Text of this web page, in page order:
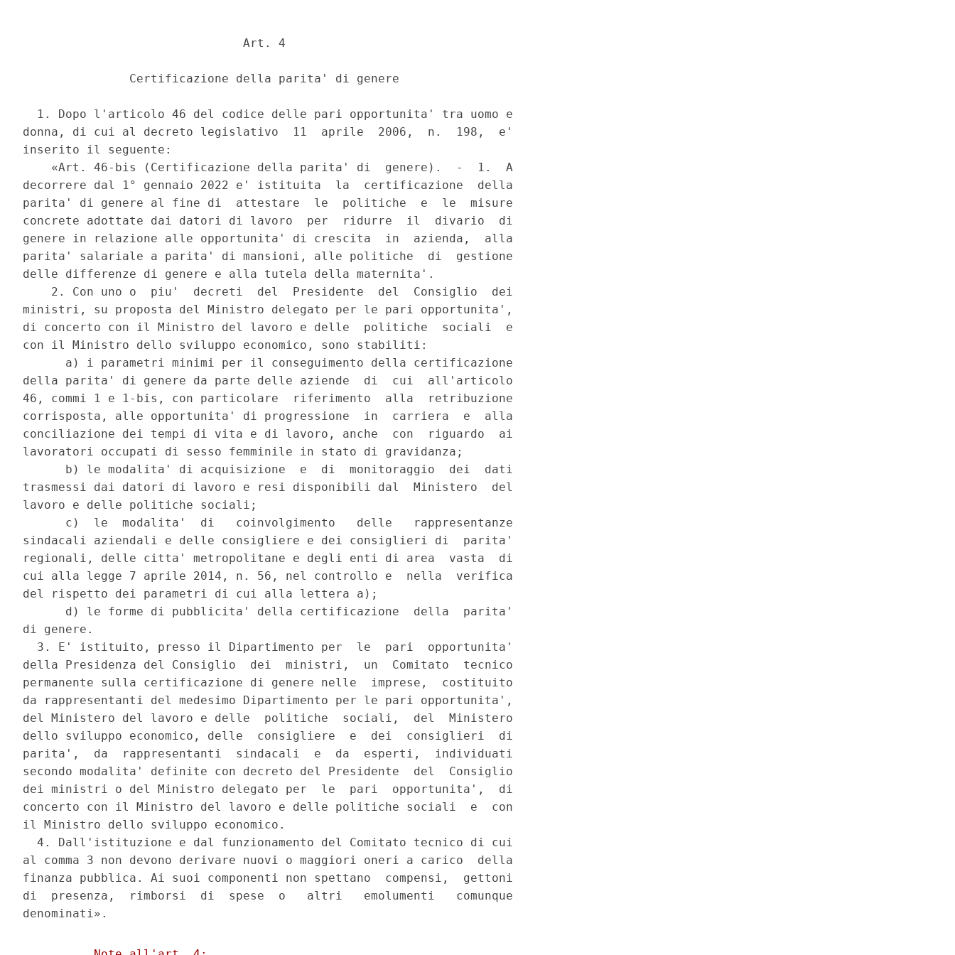
                               Art. 4
               Certificazione della parita' di genere
  1. Dopo l'articolo 46 del codice delle pari opportunita' tra uomo e
donna, di cui al decreto legislativo  11  aprile  2006,  n.  198,  e'
inserito il seguente:
    «Art. 46-bis (Certificazione della parita' di  genere).  -  1.  A
decorrere dal 1° gennaio 2022 e' istituita  la  certificazione  della
parita' di genere al fine di  attestare  le  politiche  e  le  misure
concrete adottate dai datori di lavoro  per  ridurre  il  divario  di
genere in relazione alle opportunita' di crescita  in  azienda,  alla
parita' salariale a parita' di mansioni, alle politiche  di  gestione
delle differenze di genere e alla tutela della maternita'.
    2. Con uno o  piu'  decreti  del  Presidente  del  Consiglio  dei
ministri, su proposta del Ministro delegato per le pari opportunita',
di concerto con il Ministro del lavoro e delle  politiche  sociali  e
con il Ministro dello sviluppo economico, sono stabiliti:
      a) i parametri minimi per il conseguimento della certificazione
della parita' di genere da parte delle aziende  di  cui  all'articolo
46, commi 1 e 1-bis, con particolare  riferimento  alla  retribuzione
corrisposta, alle opportunita' di progressione  in  carriera  e  alla
conciliazione dei tempi di vita e di lavoro, anche  con  riguardo  ai
lavoratori occupati di sesso femminile in stato di gravidanza;
      b) le modalita' di acquisizione  e  di  monitoraggio  dei  dati
trasmessi dai datori di lavoro e resi disponibili dal  Ministero  del
lavoro e delle politiche sociali;
      c)  le  modalita'  di   coinvolgimento   delle   rappresentanze
sindacali aziendali e delle consigliere e dei consiglieri di  parita'
regionali, delle citta' metropolitane e degli enti di area  vasta  di
cui alla legge 7 aprile 2014, n. 56, nel controllo e  nella  verifica
del rispetto dei parametri di cui alla lettera a);
      d) le forme di pubblicita' della certificazione  della  parita'
di genere.
  3. E' istituito, presso il Dipartimento per  le  pari  opportunita'
della Presidenza del Consiglio  dei  ministri,  un  Comitato  tecnico
permanente sulla certificazione di genere nelle  imprese,  costituito
da rappresentanti del medesimo Dipartimento per le pari opportunita',
del Ministero del lavoro e delle  politiche  sociali,  del  Ministero
dello sviluppo economico, delle  consigliere  e  dei  consiglieri  di
parita',  da  rappresentanti  sindacali  e  da  esperti,  individuati
secondo modalita' definite con decreto del Presidente  del  Consiglio
dei ministri o del Ministro delegato per  le  pari  opportunita',  di
concerto con il Ministro del lavoro e delle politiche sociali  e  con
il Ministro dello sviluppo economico.
  4. Dall'istituzione e dal funzionamento del Comitato tecnico di cui
al comma 3 non devono derivare nuovi o maggiori oneri a carico  della
finanza pubblica. Ai suoi componenti non spettano  compensi,  gettoni
di  presenza,  rimborsi  di  spese  o   altri   emolumenti   comunque